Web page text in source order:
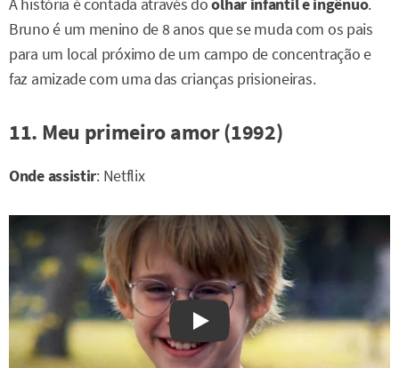
A história é contada através doolhar infantil e ingênuo.
Bruno é um menino de 8 anos que se muda com os pais
para um local próximo de um campo de concentração e
faz amizade com uma das crianças prisioneiras.
11. Meu primeiro amor (1992)
Onde assistir: Netflix
Watch on YouTube